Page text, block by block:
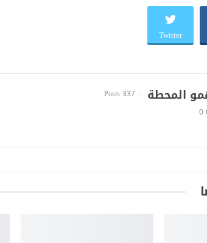
Twitter
المحطة
337 Posts
0